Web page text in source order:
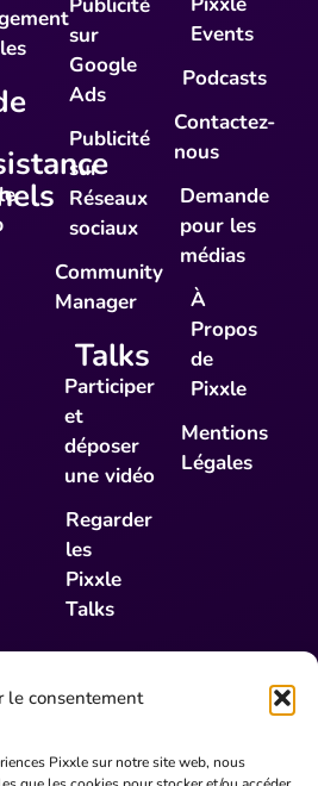
le consentement
Pixxle sur notre site web, nous
sur
Google
Ads
Publicité
sur
Réseaux
sociaux
Community
Manager
Talks
Participer
et
déposer
une vidéo
Regarder
les
Pixxle
Talks
Events
Podcasts
Contactez-
nous
Demande
pour les
médias
À
Propos
de
Pixxle
Mentions
Légales
CS 90519, 13593 Aix-en-